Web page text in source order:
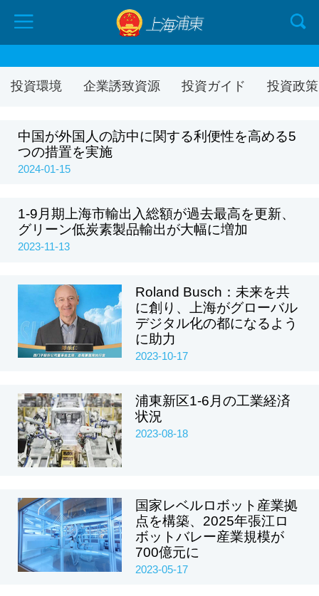
投資環境 企業誘致資源 投資ガイド 投資政策
中国が外国人の訪中に関する利便性を高める5
つの措置を実施
2024-01-15
1-9月期上海市輸出入総額が過去最高を更新、
グリーン低炭素製品輸出が大幅に増加
2023-11-13
Roland Busch：未来を共
に創り、上海がグローバル
デジタル化の都になるよう
に助力
2023-10-17
浦東新区1-6月の工業経済
状況
2023-08-18
国家レベルロボット産業拠
点を構築、2025年張江ロ
ボットバレー産業規模が
700億元に
2023-05-17